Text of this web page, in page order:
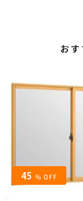
お
45% OFF